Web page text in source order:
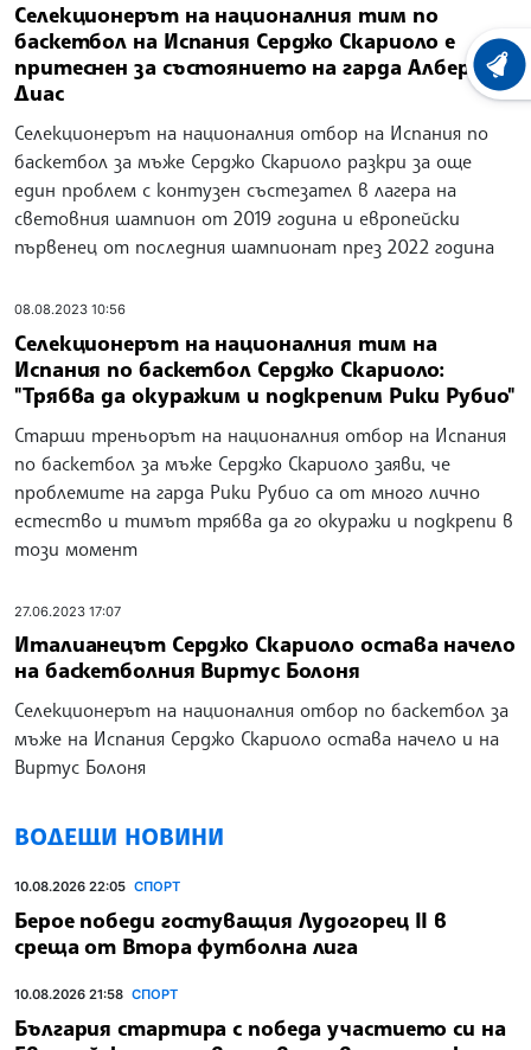
Селекционерът на националния тим по
баскетбол на Испания Серджо Скариоло е
притеснен за състоянието на гарда Алберто
Диас
Селекционерът на националния отбор на Испания по
баскетбол за мъже Серджо Скариоло разкри за още
един проблем с контузен състезател в лагера на
световния шампион от 2019 година и европейски
първенец от последния шампионат през 2022 година
08.08.2023 10:56
Селекционерът на националния тим на
Испания по баскетбол Серджо Скариоло:
"Трябва да окуражим и подкрепим Рики Рубио"
Старши треньорът на националния отбор на Испания
по баскетбол за мъже Серджо Скариоло заяви, че
проблемите на гарда Рики Рубио са от много лично
естество и тимът трябва да го окуражи и подкрепи в
този момент
27.06.2023 17:07
Италианецът Серджо Скариоло остава начело
на баскетболния Виртус Болоня
Селекционерът на националния отбор по баскетбол за
мъже на Испания Серджо Скариоло остава начело и на
Виртус Болоня
ВОДЕЩИ НОВИНИ
10.08.2026 22:05 СПОРТ
Берое победи гостуващия Лудогорец II в
среща от Втора футболна лига
10.08.2026 21:58 СПОРТ
България стартира с победа участието си на